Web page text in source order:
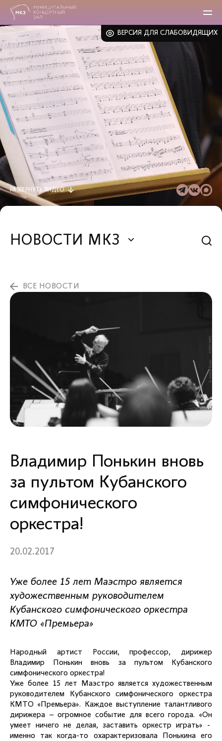
ВЕРСИЯ ДЛЯ СЛАБОВИДЯЩИХ
РАЗВЕРНУТЬ ВИДЕО
НОВОСТИ МКЗ
ВСЕ НОВОСТИ
Владимир Понькин вновь
за пультом Кубанского
симфонического
оркестра!
20.02.2017
Уже более 15 лет Маэстро является
художественным руководителем
Кубанского симфонического оркестра
КМТО «Премьера»
Народный артист России, профессор, дирижер
Владимир Понькин вновь за пультом Кубанского
симфонического оркестра!
Уже более 15 лет Маэстро является художественным
руководителем Кубанского симфонического оркестра
КМТО «Премьера». Каждое выступление талантливого
дирижера – огромное событие для всего города. «Он
умеет ничего не делая, заставить оркестр играть» -
именно так когда-то охарактеризовала Понькина его